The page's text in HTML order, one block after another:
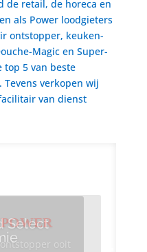
de retail, de horeca en
als Power loodgieters
ontstopper, keuken-
Magic en Super-
5 van beste
verkopen wij
van dienst
Select
ooit